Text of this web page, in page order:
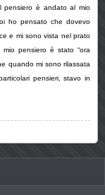
pensiero è andato al mio
ho pensato che dovevo
e mi sono vista nel prato
pensiero è stato “ora
quando mi sono rilassata
pensieri, stavo in